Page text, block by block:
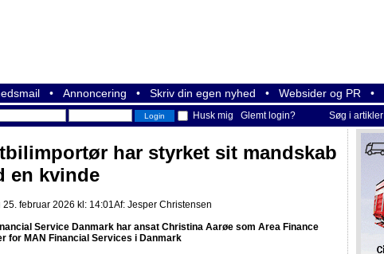
• Annoncering • Skriv din egen nyhed • Websider og PR •
Husk mig Glemt login? Søg i artikler
har styrket sit mandskab
en kvinde
25. februar 2026 kl: 14:01Af: Jesper Christensen
Service Danmark har ansat Christina Aarøe som Area Finance
for MAN Financial Services i Danmark